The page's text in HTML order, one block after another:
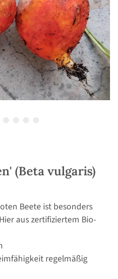
(Beta vulgaris)
Beete ist besonders
aus zertifiziertem Bio-
regelmäßig